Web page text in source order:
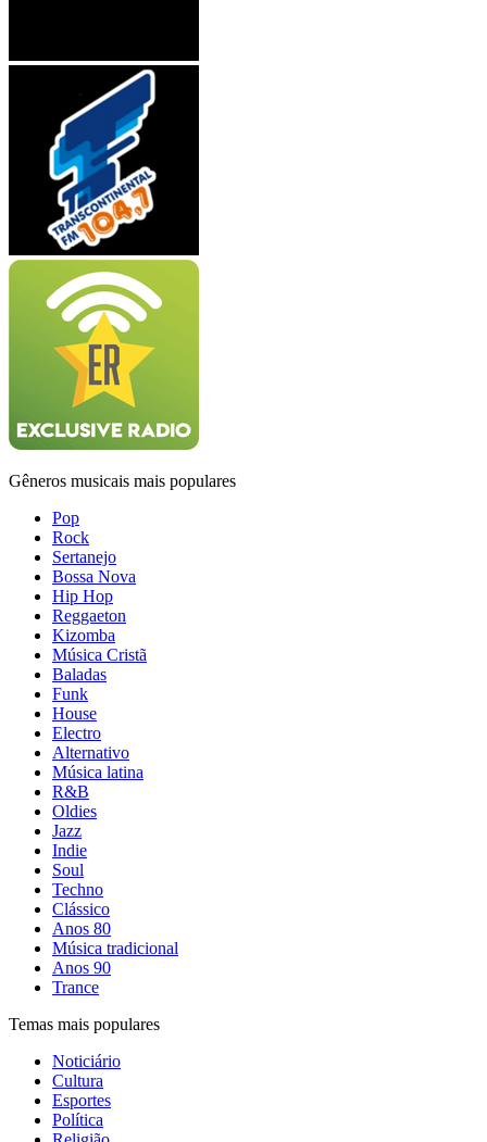
Gêneros musicais mais populares
Pop
Rock
Sertanejo
Bossa Nova
Hip Hop
Reggaeton
Kizomba
Música Cristã
Baladas
Funk
House
Electro
Alternativo
Música latina
R&B
Oldies
Jazz
Indie
Soul
Techno
Clássico
Anos 80
Música tradicional
Anos 90
Trance
Temas mais populares
Noticiário
Cultura
Esportes
Política